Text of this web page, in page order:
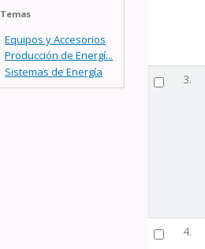
Temas
Equipos y Accesorios
Producción de Energí...
Sistemas de Energía
3.
4.